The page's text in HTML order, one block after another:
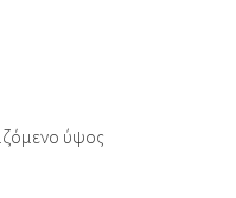
ύψος